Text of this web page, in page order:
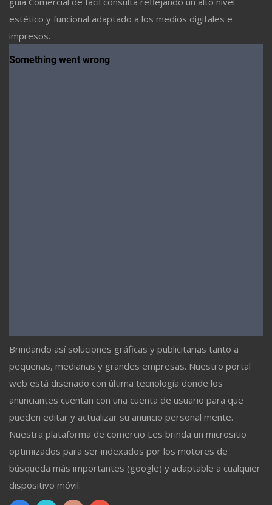
estético y funcional adaptado a los medios digitales e
impresos.
Brindando así soluciones gráficas y publicitarias tanto a
pequeñas, medianas y grandes empresas. Nuestro portal
web está diseñado con última tecnología donde los
anunciantes cuentan con una cuenta de usuario para que
pueden editar y actualizar su anuncio personal mente.
Nuestra plataforma de comercio Les brinda un micrositio
optimizados para ser indexados por los motores de
búsqueda más importantes (google) y adaptable a cualquier
dispositivo móvil.